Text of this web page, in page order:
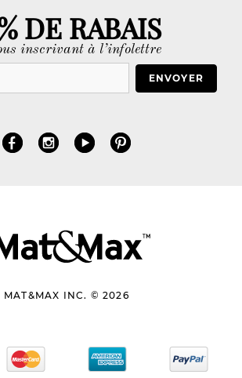
DE RABAIS
inscrivant à l’infolettre
ENVOYER
MAT&MAX INC. © 2026